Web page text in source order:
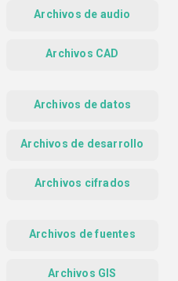
Archivos de audio
Archivos CAD
Archivos de datos
Archivos de desarrollo
Archivos cifrados
Archivos de fuentes
Archivos GIS